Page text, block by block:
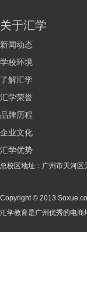
关于汇学
新闻动态
学校环境
了解汇学
汇学荣誉
品牌历程
企业文化
汇学优势
总校区地址：广州市天河
Copyright © 2013
汇学教育是广州优秀的电商